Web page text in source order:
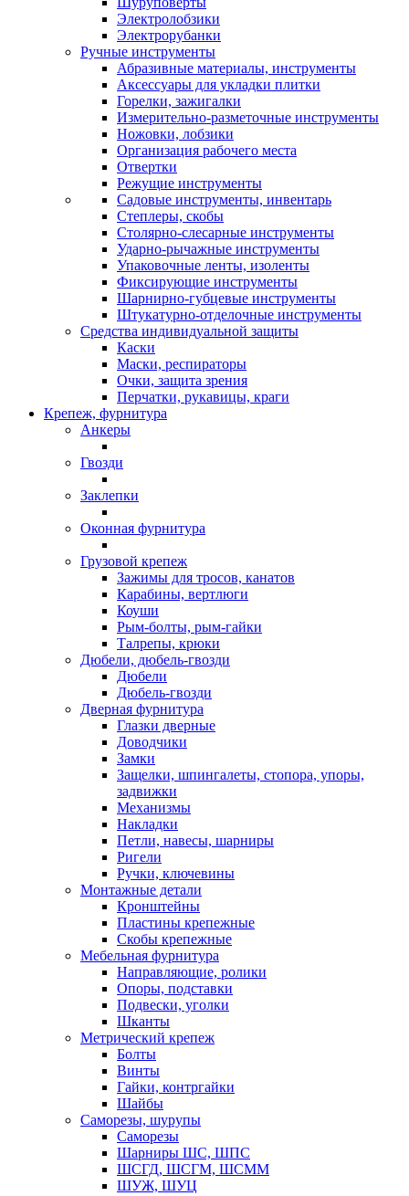
Электролобзики
Электрорубанки
Ручные инструменты
Абразивные материалы, инструменты
Аксессуары для укладки плитки
Горелки, зажигалки
Измерительно-разметочные инструменты
Ножовки, лобзики
Организация рабочего места
Отвертки
Режущие инструменты
Садовые инструменты, инвентарь
Степлеры, скобы
Столярно-слесарные инструменты
Ударно-рычажные инструменты
Упаковочные ленты, изоленты
Фиксирующие инструменты
Шарнирно-губцевые инструменты
Штукатурно-отделочные инструменты
Средства индивидуальной защиты
Каски
Маски, респираторы
Очки, защита зрения
Перчатки, рукавицы, краги
Крепеж, фурнитура
Анкеры
Гвозди
Заклепки
Оконная фурнитура
Грузовой крепеж
Зажимы для тросов, канатов
Карабины, вертлюги
Коуши
Рым-болты, рым-гайки
Талрепы, крюки
Дюбели, дюбель-гвозди
Дюбели
Дюбель-гвозди
Дверная фурнитура
Глазки дверные
Доводчики
Замки
Защелки, шпингалеты, стопора, упоры,
задвижки
Механизмы
Накладки
Петли, навесы, шарниры
Ригели
Ручки, ключевины
Монтажные детали
Кронштейны
Пластины крепежные
Скобы крепежные
Мебельная фурнитура
Направляющие, ролики
Опоры, подставки
Подвески, уголки
Шканты
Метрический крепеж
Болты
Винты
Гайки, контргайки
Шайбы
Саморезы, шурупы
Саморезы
Шарниры ШС, ШПС
ШСГД, ШСГМ, ШСММ
ШУЖ, ШУЦ